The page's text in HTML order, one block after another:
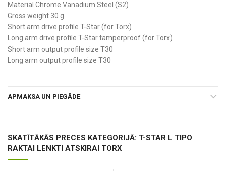
Material Chrome Vanadium Steel (S2)
Gross weight 30 g
Short arm drive profile T-Star (for Torx)
Long arm drive profile T-Star tamperproof (for Torx)
Short arm output profile size T30
Long arm output profile size T30
APMAKSA UN PIEGĀDE
SKATĪTĀKĀS PRECES KATEGORIJĀ: T-STAR L TIPO
RAKTAI LENKTI ATSKIRAI TORX